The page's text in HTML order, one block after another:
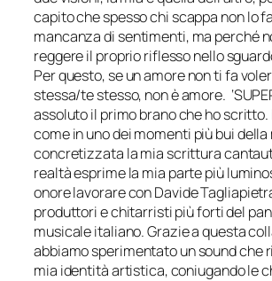
capito che spesso chi scappa non lo
mancanza di sentimenti, ma perché
reggere il proprio riflesso nello
Per questo, se un amore non ti fa
stessa/te stesso, non è amore.
assoluto il primo brano che ho
come in uno dei momenti più bui della
concretizzata la mia scrittura
realtà esprime la mia parte più
onore lavorare con Davide
produttori e chitarristi più forti del
musicale italiano. Grazie a questa
abbiamo sperimentato un sound che
mia identità artistica, coniugando le